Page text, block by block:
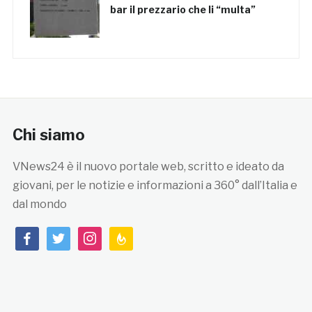
bar il prezzario che li “multa”
Chi siamo
VNews24 è il nuovo portale web, scritto e ideato da
giovani, per le notizie e informazioni a 360° dall’Italia e
dal mondo
facebooktwitterinstagramfeedburner